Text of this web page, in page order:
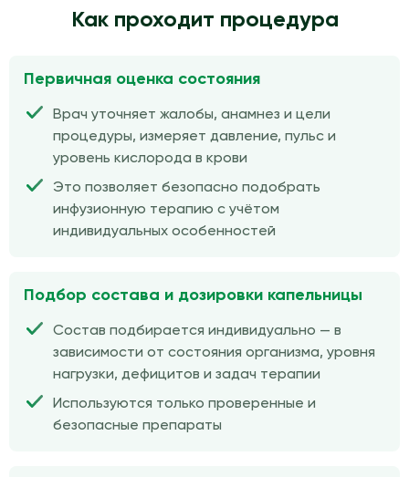
Как проходит процедура
Первичная оценка состояния
Врач уточняет жалобы, анамнез и цели
процедуры, измеряет давление, пульс и
уровень кислорода в крови
Это позволяет безопасно подобрать
инфузионную терапию с учётом
индивидуальных особенностей
Подбор состава и дозировки капельницы
Состав подбирается индивидуально — в
зависимости от состояния организма, уровня
нагрузки, дефицитов и задач терапии
Используются только проверенные и
безопасные препараты